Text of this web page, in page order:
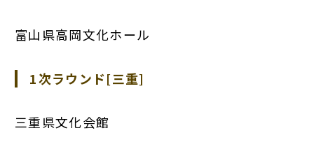
富山県高岡文化ホール
1次ラウンド[三重]
三重県文化会館